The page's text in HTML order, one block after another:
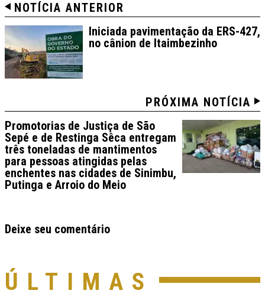
NOTÍCIA ANTERIOR
Iniciada pavimentação da ERS-427,
no cânion de Itaimbezinho
PRÓXIMA NOTÍCIA
Promotorias de Justiça de São
Sepé e de Restinga Sêca entregam
três toneladas de mantimentos
para pessoas atingidas pelas
enchentes nas cidades de Sinimbu,
Putinga e Arroio do Meio
Deixe seu comentário
ÚLTIMAS